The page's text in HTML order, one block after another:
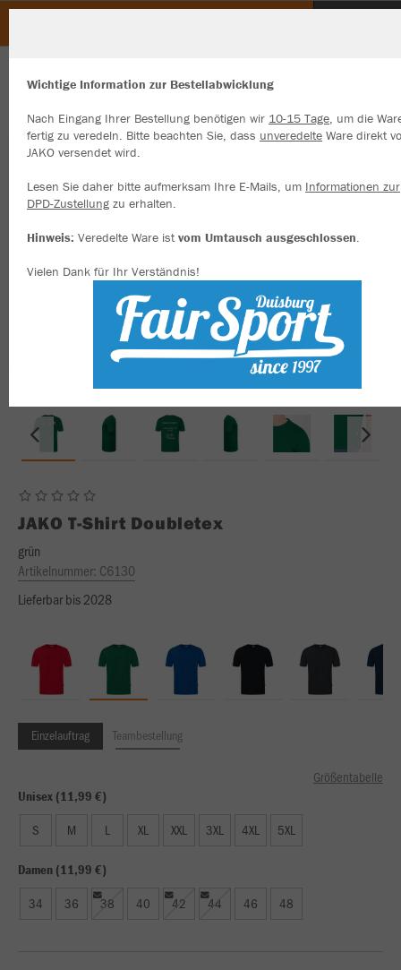
JAKO T-Shirt Doubletex
grün
Artikelnummer: C6130
Lieferbar bis 2028
Einzelauftrag Teambestellung
Größentabelle
Unisex (11,99 €)
S M L XL XXL 3XL 4XL 5XL
Damen (11,99 €)
34 36 38 40 42 44 46 48
Wichtige Information zur Bestellabwicklung
Nach Eingang Ihrer Bestellung benötigen wir 10-15 Tage, um die
fertig zu veredeln. Bitte beachten Sie, dass unveredelte Ware direkt
JAKO versendet wird.
Lesen Sie daher bitte aufmerksam Ihre E-Mails, um Informationen zur
DPD-Zustellung zu erhalten.
Hinweis: Veredelte Ware istvom Umtausch ausgeschlossen.
Vielen Dank für Ihr Verständnis!
Wir verwenden Cookies
Inhalte anzeigen und unsere Website verbessern. Weitere
zu den Cookies findest Du in den Einstellungen.
Alle akzeptieren
Alle ablehnen
mehr Infos
Datenschutz
Impressum